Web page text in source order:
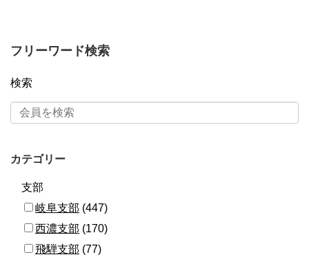
フリーワード検索
検索
カテゴリー
支部
岐阜支部 (447)
西濃支部 (170)
飛騨支部 (77)